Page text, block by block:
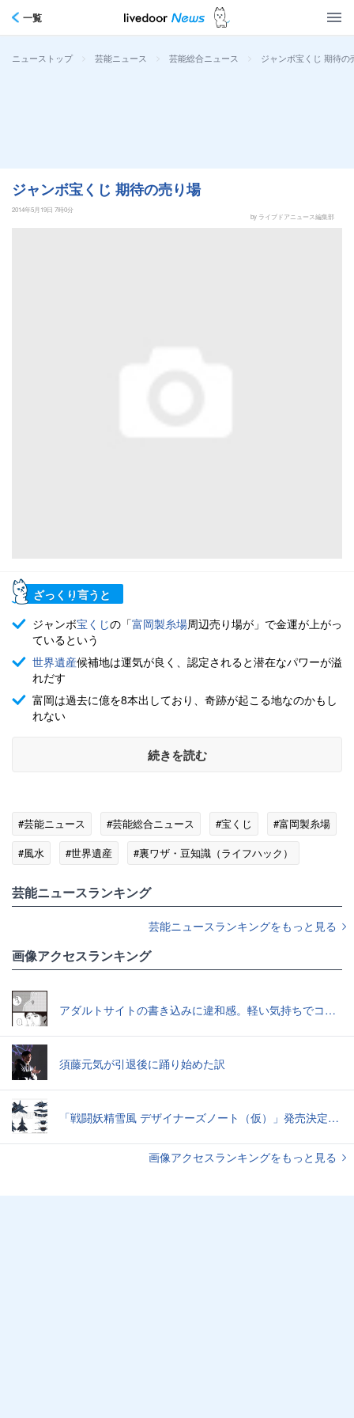
一覧
ニューストップ > 芸能ニュース > 芸能総合ニュース > ジャンボ宝くじ 期待の
ジャンボ宝くじ 期待の売り場
2014年5月19日 7時0分
by ライブドアニュース編集部
ざっくり言うと
ジャンボ宝くじの「富岡製糸場周辺売り場が」で金運が上がっ
ているという
世界遺産候補地は運気が良く、認定されると潜在なパワーが溢
れだす
富岡は過去に億を8本出しており、奇跡が起こる地なのかもし
れない
続きを読む
#芸能ニュース #芸能総合ニュース #宝くじ
#富岡製糸場
#風水
#世界遺産 #裏ワザ・豆知識（ライフハック）
芸能ニュースランキング
芸能ニュースランキングをもっと見る
画像アクセスランキング
アダルトサイトの書き込みに違和感。軽い気持ちでコメントしてみると…／近畿地方のある場所について（1）
須藤元気が引退後に踊り始めた訳
「戦闘妖精雪風 デザイナーズノート（仮）」発売決定スーパーシルフやメイヴといった名機たちの“線”の妙味
画像アクセスランキングをもっと見る